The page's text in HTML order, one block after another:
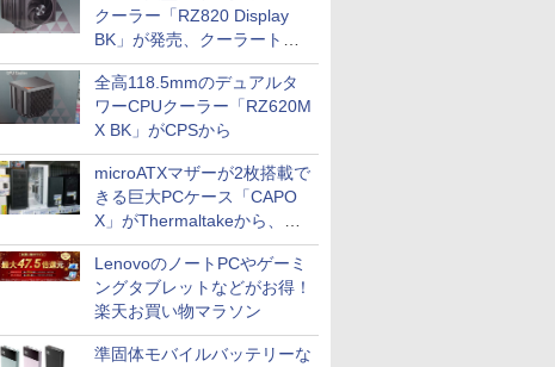
クーラー「RZ820 Display
BK」が発売、クーラートッ
プに5インチ液晶搭載
全高118.5mmのデュアルタ
ワーCPUクーラー「RZ620M
X BK」がCPSから
microATXマザーが2枚搭載で
きる巨大PCケース「CAPO
X」がThermaltakeから、カ
ラーは2色
LenovoのノートPCやゲーミ
ングタブレットなどがお得！
楽天お買い物マラソン
準固体モバイルバッテリーな